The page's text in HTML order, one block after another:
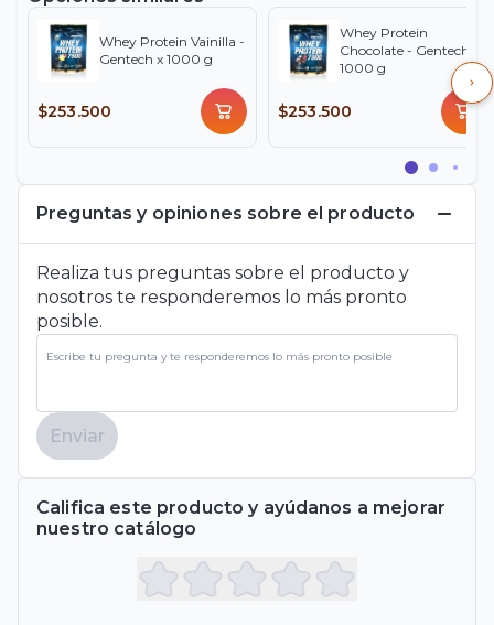
Whey Protein Vainilla -
Gentech x 1000 g
$253.500
Whey Protein
Chocolate - Gentech x
1000 g
$253.500
Preguntas y opiniones sobre el producto
Realiza tus preguntas sobre el producto y
nosotros te responderemos lo más pronto
posible.
Enviar
Califica este producto y ayúdanos a mejorar
nuestro catálogo